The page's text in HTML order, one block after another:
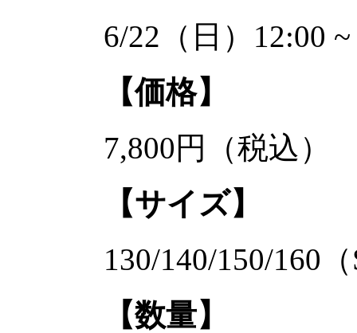
6/22（日）12:00
【価格】
7,800円（税込）
【サイズ】
130/140/150/160
【数量】